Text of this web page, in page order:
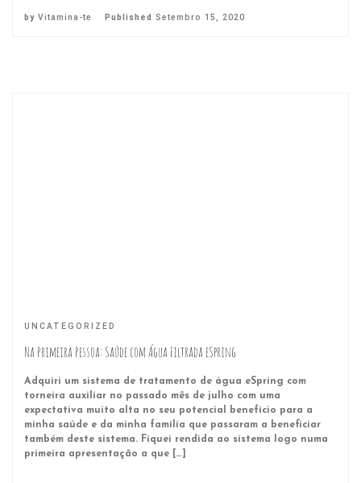
by Vitamina-te Published Setembro 15, 2020
UNCATEGORIZED
Na Primeira Pessoa: Saúde com Água Filtrada eSpring
Adquiri um sistema de tratamento de água eSpring com
torneira auxiliar no passado mês de julho com uma
expectativa muito alta no seu potencial benefício para a
minha saúde e da minha família que passaram a beneficiar
também deste sistema. Fiquei rendida ao sistema logo numa
primeira apresentação a que […]